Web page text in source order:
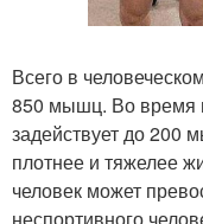
Всего в
850 мышц. Во время
задействует до 200
плотнее и тяжелее
человек может
неспортивного